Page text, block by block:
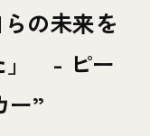
の未来を
」 - ピー
ー